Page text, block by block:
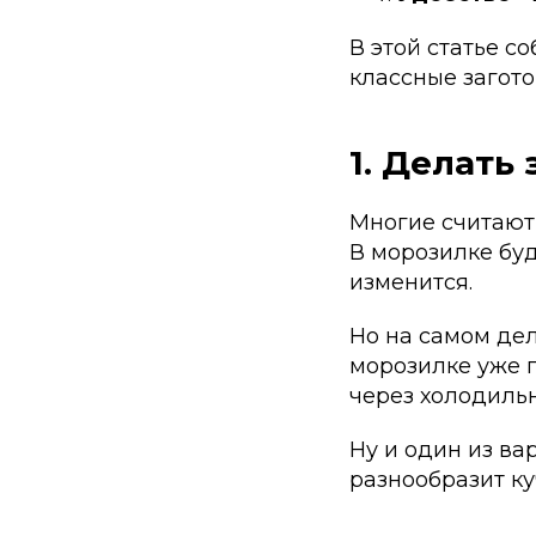
В этой статье
классные
1. Делать
Многие
В морозилке
изменится.
Но на самом
морозилке уже
через
Ну и один из
разнообразит